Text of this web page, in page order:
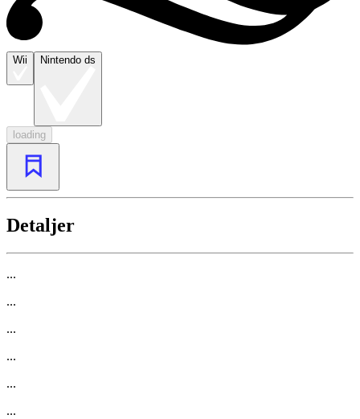
Wii Nintendo ds
loading
Detaljer
...
...
...
...
...
...